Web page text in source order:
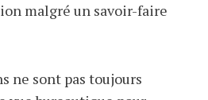
malgré un savoir-faire
ne sont pas toujours